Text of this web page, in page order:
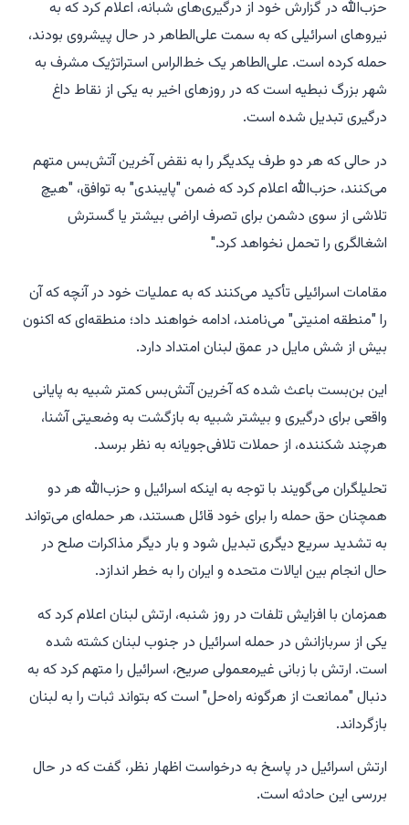
حزب‌الله در گزارش خود از درگیری‌های شبانه، اعلام کرد که به
نیروهای اسرائیلی که به سمت علی‌الطاهر در حال پیشروی بودند،
حمله کرده است. علی‌الطاهر یک خط‌الراس استراتژیک مشرف به
شهر بزرگ نبطیه است که در روزهای اخیر به یکی از نقاط داغ
درگیری تبدیل شده است.
در حالی که هر دو طرف یکدیگر را به نقض آخرین آتش‌بس متهم
می‌کنند، حزب‌الله اعلام کرد که ضمن "پایبندی" به توافق، "هیچ
تلاشی از سوی دشمن برای تصرف اراضی بیشتر یا گسترش
اشغالگری را تحمل نخواهد کرد."
مقامات اسرائیلی تأکید می‌کنند که به عملیات خود در آنچه که آن
را "منطقه امنیتی" می‌نامند، ادامه خواهند داد؛ منطقه‌ای که اکنون
بیش از شش مایل در عمق لبنان امتداد دارد.
این بن‌بست باعث شده که آخرین آتش‌بس کمتر شبیه به پایانی
واقعی برای درگیری و بیشتر شبیه به بازگشت به وضعیتی آشنا،
هرچند شکننده، از حملات تلافی‌جویانه به نظر برسد.
تحلیلگران می‌گویند با توجه به اینکه اسرائیل و حزب‌الله هر دو
همچنان حق حمله را برای خود قائل هستند، هر حمله‌ای می‌تواند
به تشدید سریع دیگری تبدیل شود و بار دیگر مذاکرات صلح در
حال انجام بین ایالات متحده و ایران را به خطر اندازد.
همزمان با افزایش تلفات در روز شنبه، ارتش لبنان اعلام کرد که
یکی از سربازانش در حمله اسرائیل در جنوب لبنان کشته شده
است. ارتش با زبانی غیرمعمولی صریح، اسرائیل را متهم کرد که به
دنبال "ممانعت از هرگونه راه‌حل" است که بتواند ثبات را به لبنان
بازگرداند.
ارتش اسرائیل در پاسخ به درخواست اظهار نظر، گفت که در حال
بررسی این حادثه است.